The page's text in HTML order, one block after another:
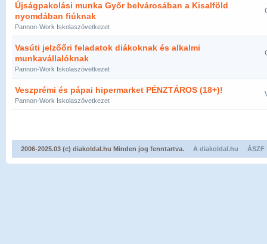
Újságpakolási munka Győr belvárosában a Kisalföld
nyomdában fiúknak
Pannon-Work Iskolaszövetkezet
Vasúti jelzőőri feladatok diákoknak és alkalmi
munkavállalóknak
Pannon-Work Iskolaszövetkezet
Veszprémi és pápai hipermarket PÉNZTÁROS (18+)!
Pannon-Work Iskolaszövetkezet
2006-2025.03 (c) diakoldal.hu Minden jog fenntartva. A diakoldal.hu ÁSZF